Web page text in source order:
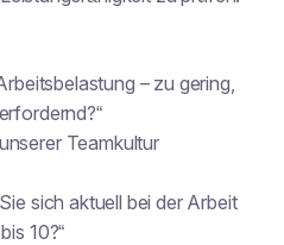
– zu gering,
Teamkultur
sich aktuell bei der Arbeit
10?“